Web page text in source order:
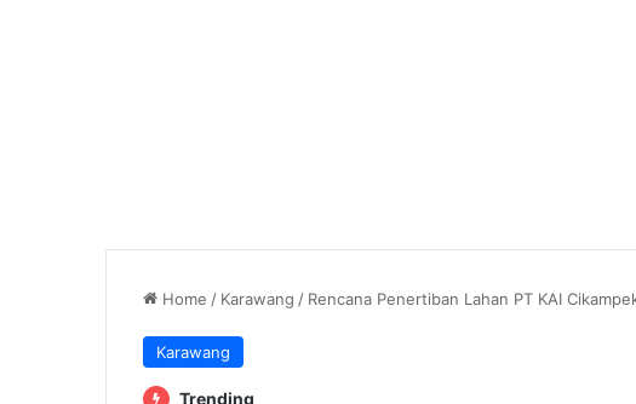
Home / Karawang / Rencana Penertiban Lahan PT KAI
Karawang
Trending